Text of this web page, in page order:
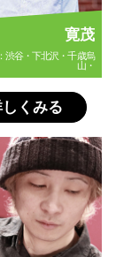
寛茂
渋谷・下北沢・千歳烏
山・
くみる